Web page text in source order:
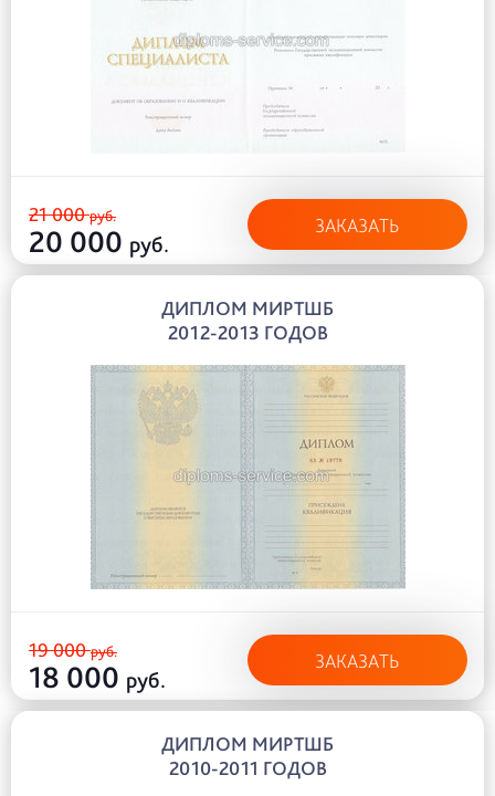
21 000руб.
20 000 руб.
ЗАКАЗАТЬ
ДИПЛОМ МИРТШБ
2012-2013 ГОДОВ
19 000руб.
18 000 руб.
ЗАКАЗАТЬ
ДИПЛОМ МИРТШБ
2010-2011 ГОДОВ